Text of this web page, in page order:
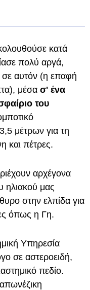
κατά
πολύ αργά,
σε αυτόν (η επαφή
μέσα σ' ένα
του
μέτρων για τη
και πέτρες.
αρχέγονα
ηλιακού μας
στην ελπίδα για
όπως η Γη.
Υπηρεσία
σε αστεροειδή,
πεδίο.